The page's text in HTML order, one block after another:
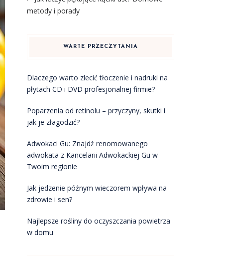
metody i porady
WARTE PRZECZYTANIA
Dlaczego warto zlecić tłoczenie i nadruki na
płytach CD i DVD profesjonalnej firmie?
Poparzenia od retinolu – przyczyny, skutki i
jak je złagodzić?
Adwokaci Gu: Znajdź renomowanego
adwokata z Kancelarii Adwokackiej Gu w
Twoim regionie
Jak jedzenie późnym wieczorem wpływa na
zdrowie i sen?
Najlepsze rośliny do oczyszczania powietrza
w domu